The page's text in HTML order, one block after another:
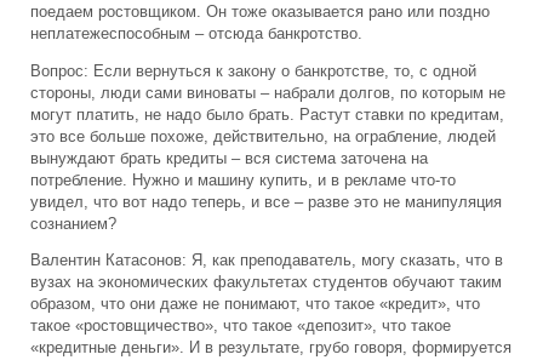
поедаем ростовщиком. Он тоже оказывается рано или поздно
неплатежеспособным – отсюда банкротство.
Вопрос: Если вернуться к закону о банкротстве, то, с одной
стороны, люди сами виноваты – набрали долгов, по которым не
могут платить, не надо было брать. Растут ставки по кредитам,
это все больше похоже, действительно, на ограбление, людей
вынуждают брать кредиты – вся система заточена на
потребление. Нужно и машину купить, и в рекламе что-то
увидел, что вот надо теперь, и все – разве это не манипуляция
сознанием?
Валентин Катасонов: Я, как преподаватель, могу сказать, что в
вузах на экономических факультетах студентов обучают таким
образом, что они даже не понимают, что такое «кредит», что
такое «ростовщичество», что такое «депозит», что такое
«кредитные деньги». И в результате, грубо говоря, формируется